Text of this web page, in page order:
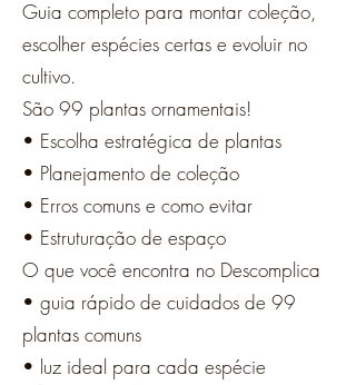
Guia completo para montar coleção,
escolher espécies certas e evoluir no
cultivo.
São 99 plantas ornamentais!
• Escolha estratégica de plantas
• Planejamento de coleção
• Erros comuns e como evitar
• Estruturação de espaço
O que você encontra no Descomplica
• guia rápido de cuidados de 99
plantas comuns
• luz ideal para cada espécie